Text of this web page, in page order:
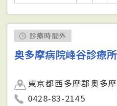
診療時間外
奥多摩病院峰谷診療所
東京都西多摩郡奥多
0428-83-2145